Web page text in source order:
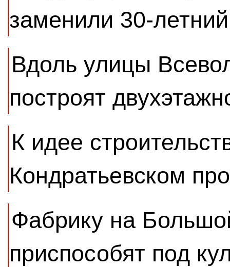
заменили 30-
Вдоль улицы
построят
К идее
Кондратьевском
Фабрику на
приспособят под